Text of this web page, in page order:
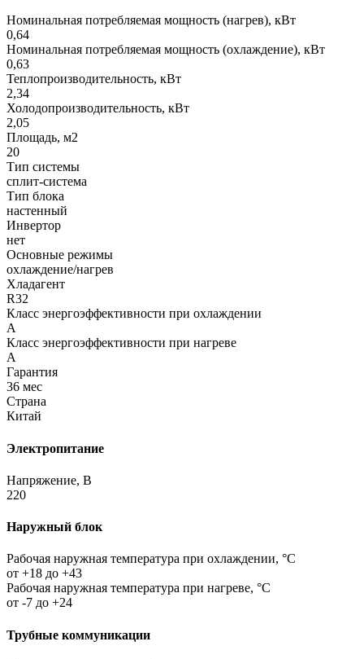
Номинальная потребляемая мощность (нагрев), кВт
0,64
Номинальная потребляемая мощность (охлаждение), кВт
0,63
Теплопроизводительность, кВт
2,34
Холодопроизводительность, кВт
2,05
Площадь, м2
20
Тип системы
сплит-система
Тип блока
настенный
Инвертор
нет
Основные режимы
охлаждение/нагрев
Хладагент
R32
Класс энергоэффективности при охлаждении
A
Класс энергоэффективности при нагреве
A
Гарантия
36 мес
Страна
Китай
Электропитание
Напряжение, В
220
Наружный блок
Рабочая наружная температура при охлаждении, °C
от +18 до +43
Рабочая наружная температура при нагреве, °C
от -7 до +24
Трубные коммуникации